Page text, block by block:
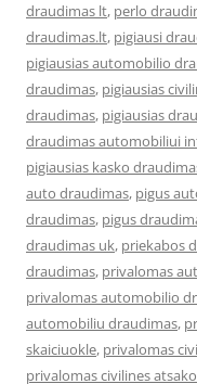
draudimas lt, perlo
draudimas.lt, pigiausi
pigiausias automobilio
draudimas, pigiausias
draudimas, pigiausias
draudimas automobiliui
pigiausias kasko
auto draudimas, pigus
draudimas, pigus
draudimas uk, priekabos
draudimas, privalomas
privalomas automobilio
automobiliu draudimas,
skaiciuokle, privalomas
privalomas civilines